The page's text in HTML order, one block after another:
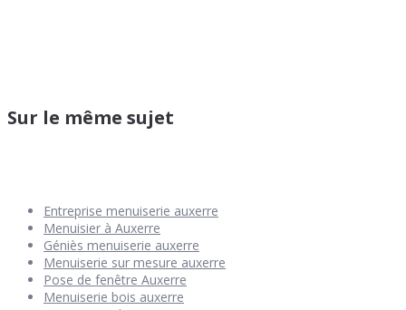
Sur le même sujet
Entreprise menuiserie auxerre
Menuisier à Auxerre
Géniès menuiserie auxerre
Menuiserie sur mesure auxerre
Pose de fenêtre Auxerre
Menuiserie bois auxerre